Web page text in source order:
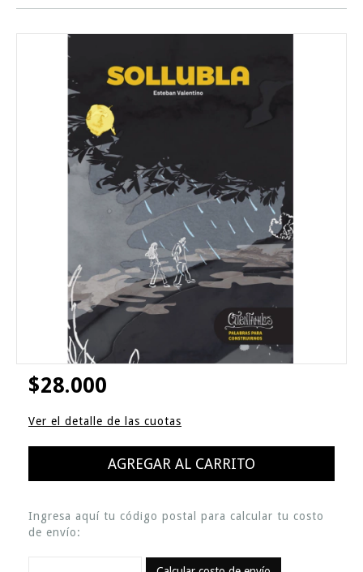
$28.000
Ver el detalle de las cuotas
Ingresa aquí tu código postal para calcular tu costo
de envío: